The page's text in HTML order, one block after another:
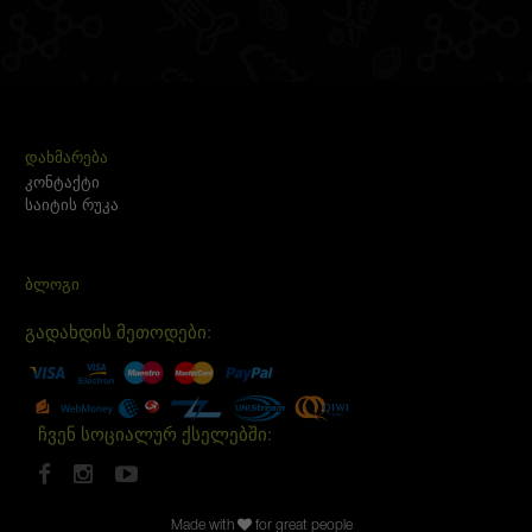
Made with for great people
ᲓᲐᲮᲛᲐᲠᲔᲑᲐ
კონტაქტი
საიტის რუკა
ᲑᲚᲝᲒᲘ
გადახდის მეთოდები:
ჩვენ სოციალურ ქსელებში: